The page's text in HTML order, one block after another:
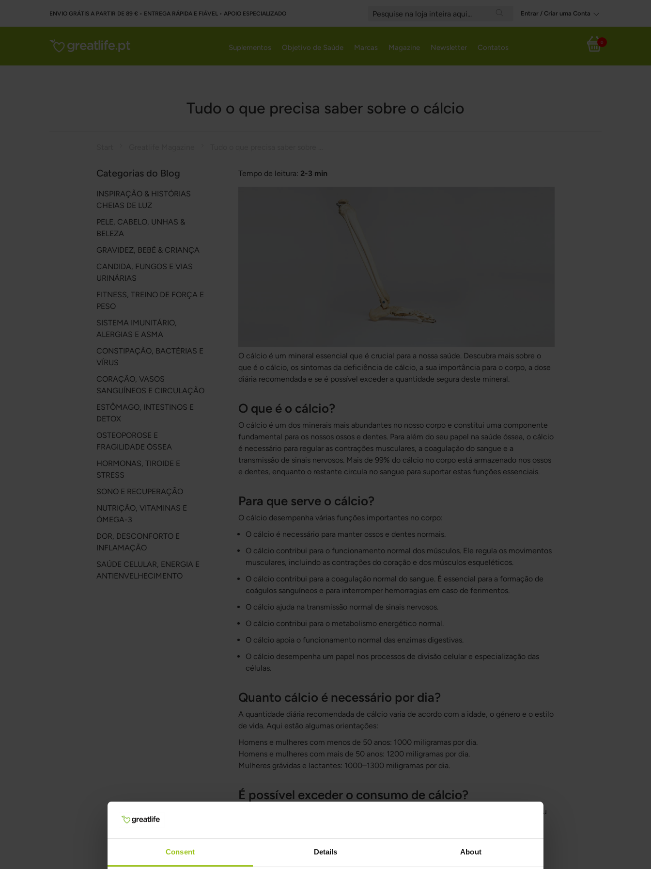
Consent Details About
ENVIO GRÁTIS A PARTIR DE 89 € • ENTREGA RÁPIDA E FIÁVEL • APOIO ESPECIALIZADO
Search
Entrar / Criar uma Conta
Meu Carrinho
0
Suplementos Objetivo de Saúde Marcas Magazine Newsletter Contatos
Tudo o que precisa saber sobre o cálcio
Tempo de leitura: 2-3 min
O cálcio é um mineral essencial que é crucial para a nossa saúde. Descubra mais sobre o
que é o cálcio, os sintomas da deficiência de cálcio, a sua importância para o corpo, a dose
diária recomendada e se é possível exceder a quantidade segura deste mineral.
O que é o cálcio?
O cálcio é um dos minerais mais abundantes no nosso corpo e constitui uma componente
fundamental para os nossos ossos e dentes. Para além do seu papel na saúde óssea, o cálcio
é necessário para regular as contrações musculares, a coagulação do sangue e a
transmissão de sinais nervosos. Mais de 99% do cálcio no corpo está armazenado nos ossos
e dentes, enquanto o restante circula no sangue para suportar estas funções essenciais.
Para que serve o cálcio?
O cálcio desempenha várias funções importantes no corpo:
O cálcio é necessário para manter ossos e dentes normais.
O cálcio contribui para o funcionamento normal dos músculos. Ele regula os movimentos
musculares, incluindo as contrações do coração e dos músculos esqueléticos.
O cálcio contribui para a coagulação normal do sangue. É essencial para a formação de
coágulos sanguíneos e para interromper hemorragias em caso de ferimentos.
O cálcio ajuda na transmissão normal de sinais nervosos.
O cálcio contribui para o metabolismo energético normal.
O cálcio apoia o funcionamento normal das enzimas digestivas.
O cálcio desempenha um papel nos processos de divisão celular e especialização das
células.
Quanto cálcio é necessário por dia?
A quantidade diária recomendada de cálcio varia de acordo com a idade, o género e o estilo
de vida. Aqui estão algumas orientações:
Homens e mulheres com menos de 50 anos: 1000 miligramas por dia.
Homens e mulheres com mais de 50 anos: 1200 miligramas por dia.
Mulheres grávidas e lactantes: 1000–1300 miligramas por dia.
É possível exceder o consumo de cálcio?
É possível exceder o consumo de cálcio, embora isso seja raro. O valor UL (Upper Level ou
Categorias do Blog
INSPIRAÇÃO & HISTÓRIAS
CHEIAS DE LUZ
PELE, CABELO, UNHAS &
BELEZA
GRAVIDEZ, BEBÉ & CRIANÇA
CANDIDA, FUNGOS E VIAS
URINÁRIAS
FITNESS, TREINO DE FORÇA E
PESO
SISTEMA IMUNITÁRIO,
ALERGIAS E ASMA
CONSTIPAÇÃO, BACTÉRIAS E
VÍRUS
CORAÇÃO, VASOS
SANGUÍNEOS E CIRCULAÇÃO
ESTÔMAGO, INTESTINOS E
DETOX
OSTEOPOROSE E
FRAGILIDADE ÓSSEA
HORMONAS, TIROIDE E
STRESS
SONO E RECUPERAÇÃO
NUTRIÇÃO, VITAMINAS E
ÓMEGA-3
DOR, DESCONFORTO E
INFLAMAÇÃO
SAÚDE CELULAR, ENERGIA E
ANTIENVELHECIMENTO